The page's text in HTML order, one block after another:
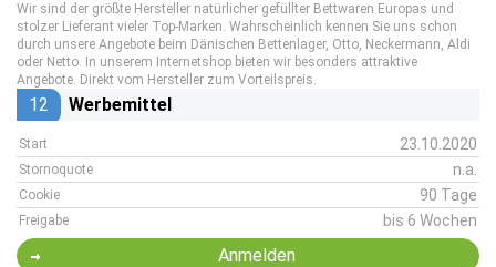
Wir sind der größte Hersteller natürlicher gefüllter Bettwaren Europas und
stolzer Lieferant vieler Top-Marken. Wahrscheinlich kennen Sie uns schon
durch unsere Angebote beim Dänischen Bettenlager, Otto, Neckermann, Aldi
oder Netto. In unserem Internetshop bieten wir besonders attraktive
Angebote. Direkt vom Hersteller zum Vorteilspreis.
12 Werbemittel
Start 23.10.2020
Stornoquote n.a.
Cookie 90 Tage
Freigabe bis 6 Wochen
Anmelden